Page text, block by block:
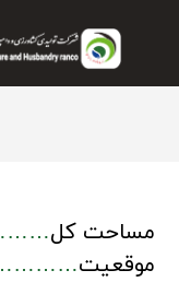
مساحت کل
موقعیت